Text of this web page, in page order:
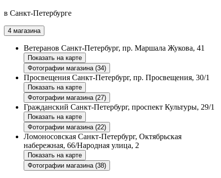
в Санкт-Петербурге
4 магазина
Ветеранов Санкт-Петербург, пр. Маршала Жукова, 41
Показать на карте
Фотографии магазина (34)
Просвещения Санкт-Петербург, пр. Просвещения, 30/1
Показать на карте
Фотографии магазина (27)
Гражданский Санкт-Петербург, проспект Культуры, 29/1
Показать на карте
Фотографии магазина (22)
Ломоносовская Санкт-Петербург, Октябрьская
набережная, 66/Народная улица, 2
Показать на карте
Фотографии магазина (38)